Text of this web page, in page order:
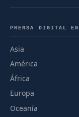
PRENSA DIGITAL EN
Asia
América
África
Europa
Oceanía